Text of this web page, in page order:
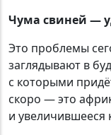
Чума свиней —
Это проблемы
заглядывают в
с которыми
скоро — это
и увеличившееся